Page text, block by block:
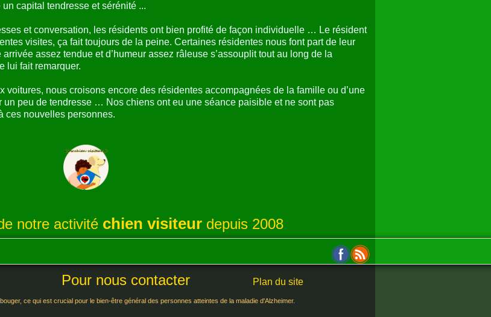
capital tendresse et sérénité ...
et conversation, les résidents ont bien profité de façon individuelle … Le résident
visites, ça fait toujours de la peine. Certaines résidentes nous font part de leur
assez tendue et d’humeur assez râleuse s’assouplit tout au long de la
lui fait remarquer.
voitures, nous croisons encore des résidentes accompagnées de la famille ou d’une
un peu de tendresse … Nos chiens ont eu une séance paisible et ne sont pas
ces nouvelles personnes.
notre activité chien visiteur depuis 2008
Pour nous contacter Plan du site
ce qui est crucial pour le bien-être général des personnes atteintes de la maladie d'Alzheimer.